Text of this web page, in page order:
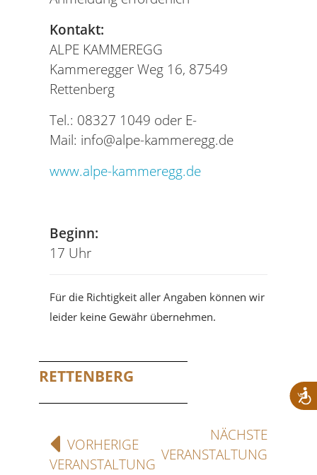
Kontakt:
ALPE KAMMEREGG
Kammeregger Weg 16, 87549
Rettenberg
Tel.: 08327 1049 oder E-
Mail: info@alpe-kammeregg.de
www.alpe-kammeregg.de
Beginn:
17 Uhr
Für die Richtigkeit aller Angaben können wir
leider keine Gewähr übernehmen.
RETTENBERG
VORHERIGE
VERANSTALTUNG
NÄCHSTE
VERANSTALTUNG